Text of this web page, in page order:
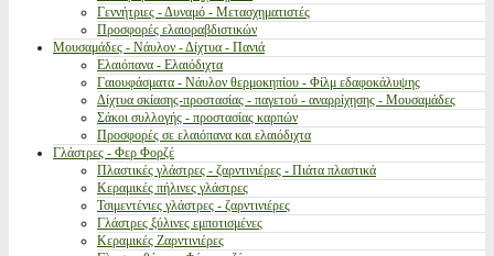
Γεννήτριες - Δυναμό - Μετασχηματιστές
Προσφορές ελαιοραβδιστικών
Μουσαμάδες - Νάυλον - Δίχτυα - Πανιά
Ελαιόπανα - Ελαιόδιχτα
Γαιουφάσματα - Νάυλον θερμοκηπίου - Φίλμ εδαφοκάλυψης
Δίχτυα σκίασης-προστασίας - παγετού - αναρρίχησης - Μουσαμάδες
Σάκοι συλλογής - προστασίας καρπών
Προσφορές σε ελαιόπανα και ελαιόδιχτα
Γλάστρες - Φερ Φορζέ
Πλαστικές γλάστρες - ζαρντινιέρες - Πιάτα πλαστικά
Κεραμικές πήλινες γλάστρες
Τσιμεντένιες γλάστρες - ζαρντινιέρες
Γλάστρες ξύλινες εμποτισμένες
Κεραμικές Ζαρντινιέρες